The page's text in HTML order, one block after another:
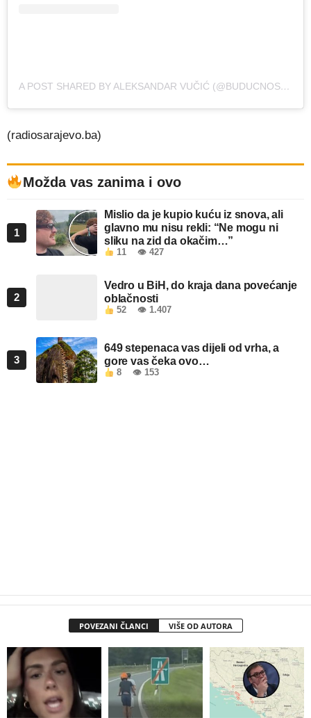
A POST SHARED BY ALEKSANDAR VUČIĆ (@BUDUCNOSTSRBIJEAV)
(radiosarajevo.ba)
Možda vas zanima i ovo
1
Mislio da je kupio kuću iz snova, ali
glavno mu nisu rekli: “Ne mogu ni
sliku na zid da okačim…”
11 👁 427
2
Vedro u BiH, do kraja dana povećanje
oblačnosti
52 👁 1.407
3
649 stepenaca vas dijeli od vrha, a
gore vas čeka ovo…
8 👁 153
POVEZANI ČLANCI VIŠE OD AUTORA